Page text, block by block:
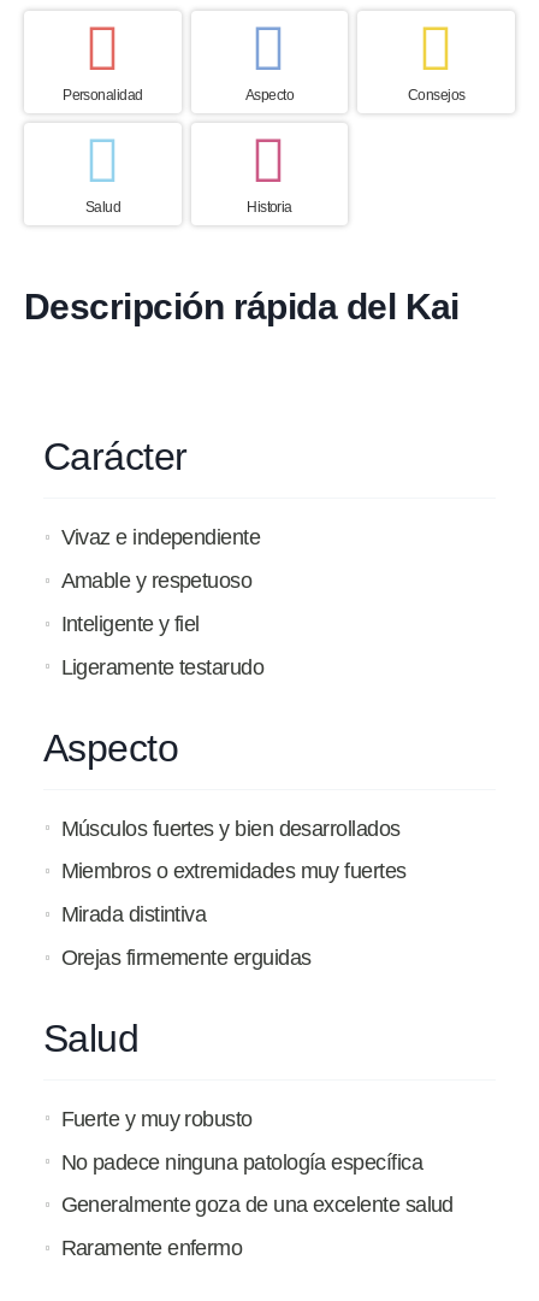
Personalidad Aspecto Consejos
Salud Historia
Descripción rápida del Kai
Carácter
Vivaz e independiente
Amable y respetuoso
Inteligente y fiel
Ligeramente testarudo
Aspecto
Músculos fuertes y bien desarrollados
Miembros o extremidades muy fuertes
Mirada distintiva
Orejas firmemente erguidas
Salud
Fuerte y muy robusto
No padece ninguna patología específica
Generalmente goza de una excelente salud
Raramente enfermo